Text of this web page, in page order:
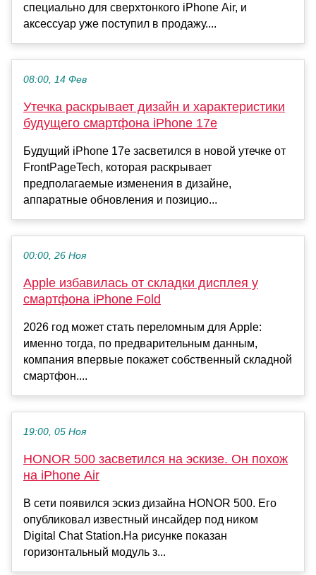
специально для сверхтонкого iPhone Air, и
аксессуар уже поступил в продажу....
08:00, 14 Фев
Утечка раскрывает дизайн и характеристики
будущего смартфона iPhone 17e
Будущий iPhone 17e засветился в новой утечке от
FrontPageTech, которая раскрывает
предполагаемые изменения в дизайне,
аппаратные обновления и позицио...
00:00, 26 Ноя
Apple избавилась от складки дисплея у
смартфона iPhone Fold
2026 год может стать переломным для Apple:
именно тогда, по предварительным данным,
компания впервые покажет собственный складной
смартфон....
19:00, 05 Ноя
HONOR 500 засветился на эскизе. Он похож
на iPhone Air
В сети появился эскиз дизайна HONOR 500. Его
опубликовал известный инсайдер под ником
Digital Chat Station.На рисунке показан
горизонтальный модуль з...